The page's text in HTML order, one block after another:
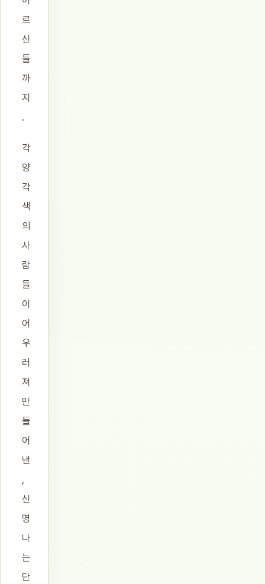
르
신
들
까
지
.
각
양
각
색
의
사
람
들
이
어
우
러
져
만
들
어
낸
,
신
명
나
는
단